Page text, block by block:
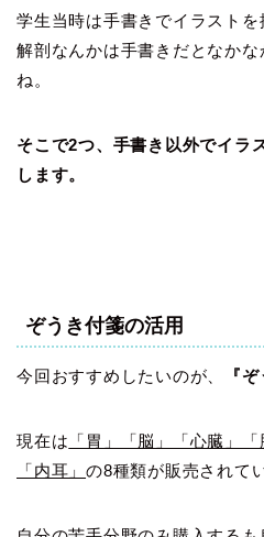
学生当時は手書きでイラストを
解剖なんかは手書きだとなか
ね。
そこで2つ、手書き以外でイラ
します。
ぞうき付箋の活用
今回おすすめしたいのが、 『
現在は 「胃」「脳」「心臓」
「内耳」の8種類が販売されて